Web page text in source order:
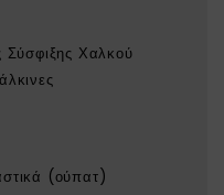
Χαλκού
(ούπατ)